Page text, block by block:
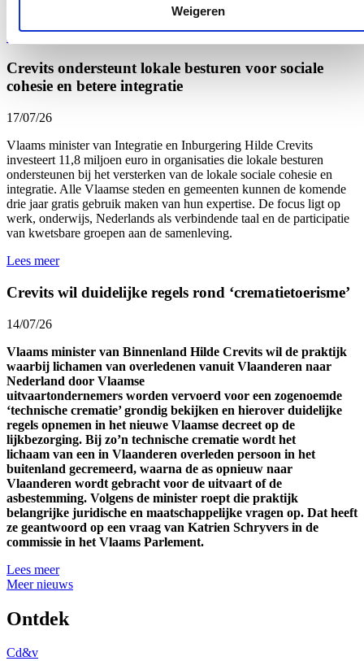
Weigeren
Crevits ondersteunt lokale besturen voor sociale
cohesie en betere integratie
17/07/26
Vlaams minister van Integratie en Inburgering Hilde Crevits
investeert 11,8 miljoen euro in organisaties die lokale besturen
ondersteunen bij het versterken van de lokale sociale cohesie en
integratie. Alle Vlaamse steden en gemeenten kunnen de komende
drie jaar gratis gebruik maken van hun expertise. De focus ligt op
werk, onderwijs, Nederlands als verbindende taal en de participatie
van kwetsbare groepen aan de samenleving.
Lees meer
Crevits wil duidelijke regels rond ‘crematietoerisme’
14/07/26
Vlaams minister van Binnenland Hilde Crevits wil de praktijk
waarbij lichamen van overledenen vanuit Vlaanderen naar
Nederland door Vlaamse
uitvaartondernemers worden vervoerd voor een zogenoemde
‘technische crematie’ grondig bekijken en hierover duidelijke
regels opnemen in het nieuwe Vlaamse decreet op de
lijkbezorging. Bij zo’n technische crematie wordt het
lichaam van een in Vlaanderen overleden persoon in het
buitenland gecremeerd, waarna de as opnieuw naar
Vlaanderen wordt gebracht voor de uitvaart of de
asbestemming. Volgens de minister roept die praktijk
belangrijke juridische en maatschappelijke vragen op. Dat heeft
ze geantwoord op een vraag van Katrien Schryvers in de
commissie in het Vlaams Parlement.
Lees meer
Meer nieuws
Ontdek
Cd&v